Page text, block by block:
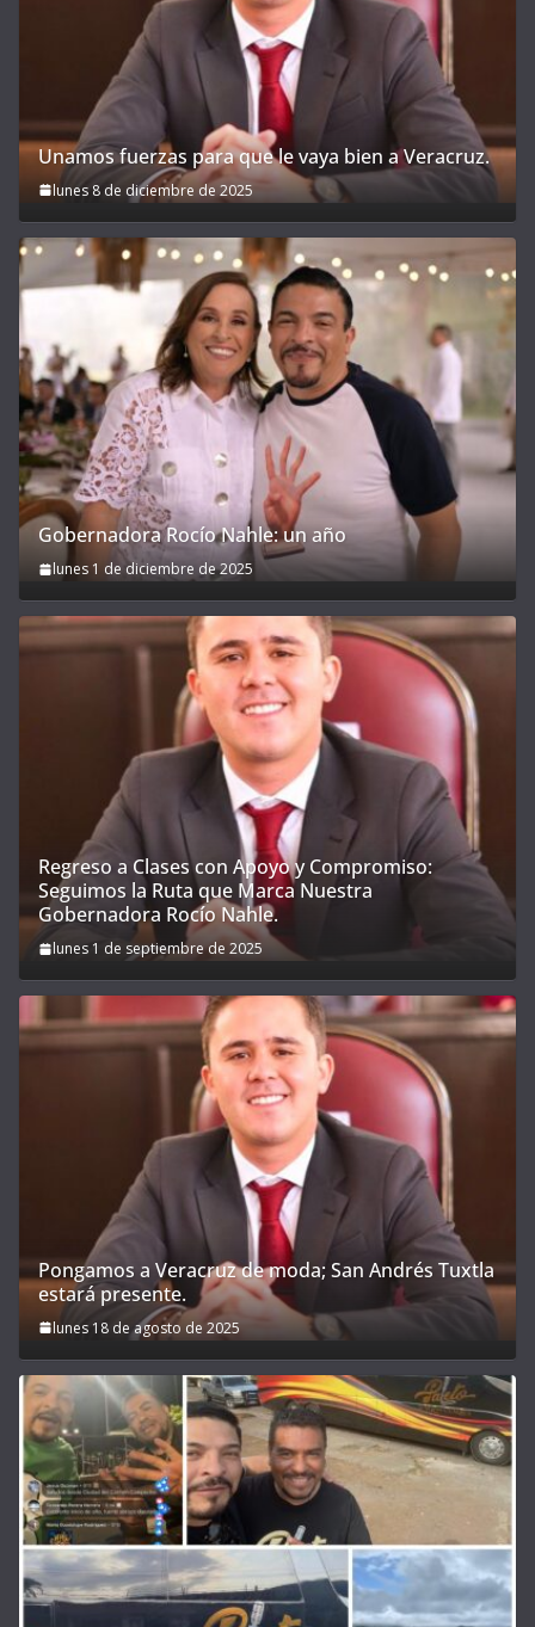
Unamos fuerzas para que le vaya bien a Veracruz.
lunes 8 de diciembre de 2025
Gobernadora Rocío Nahle: un año
lunes 1 de diciembre de 2025
Regreso a Clases con Apoyo y Compromiso:
Seguimos la Ruta que Marca Nuestra
Gobernadora Rocío Nahle.
lunes 1 de septiembre de 2025
Pongamos a Veracruz de moda; San Andrés Tuxtla
estará presente.
lunes 18 de agosto de 2025